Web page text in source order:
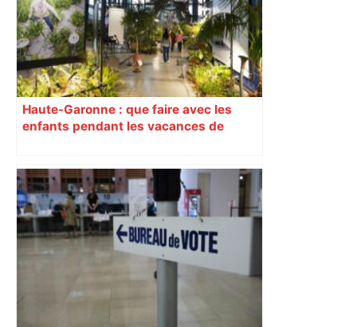
match de Ligue 1 en live – ladepeche.fr
Haute-Garonne : que faire avec les
enfants pendant les vacances de